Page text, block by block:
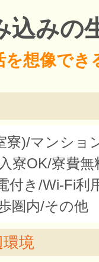
込みの
を想像でき
寮)/マンショ
寮OK/寮費無
付き/Wi-Fi利
圏内/その他
境